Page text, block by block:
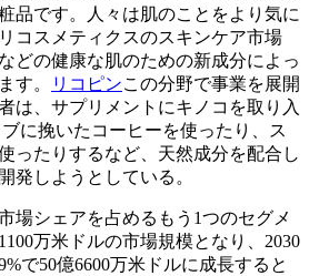
品です。人々は肌のことをより気に
コスメティクスのスキンケア市場
どの健康な肌のための新成分によっ
す。
リコピンこの分野で事業を展開
は、サプリメントにキノコを取り入
に挽いたコーヒーを使ったり、ス
ったりするなど、天然成分を配合し
発しようとしている。
場シェアを占めるもう1つのセグメ
万米ドルの市場規模となり、2030
で50億6600万米ドルに成長すると